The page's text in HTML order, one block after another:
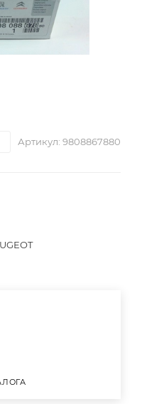
Артикул: 9808867880